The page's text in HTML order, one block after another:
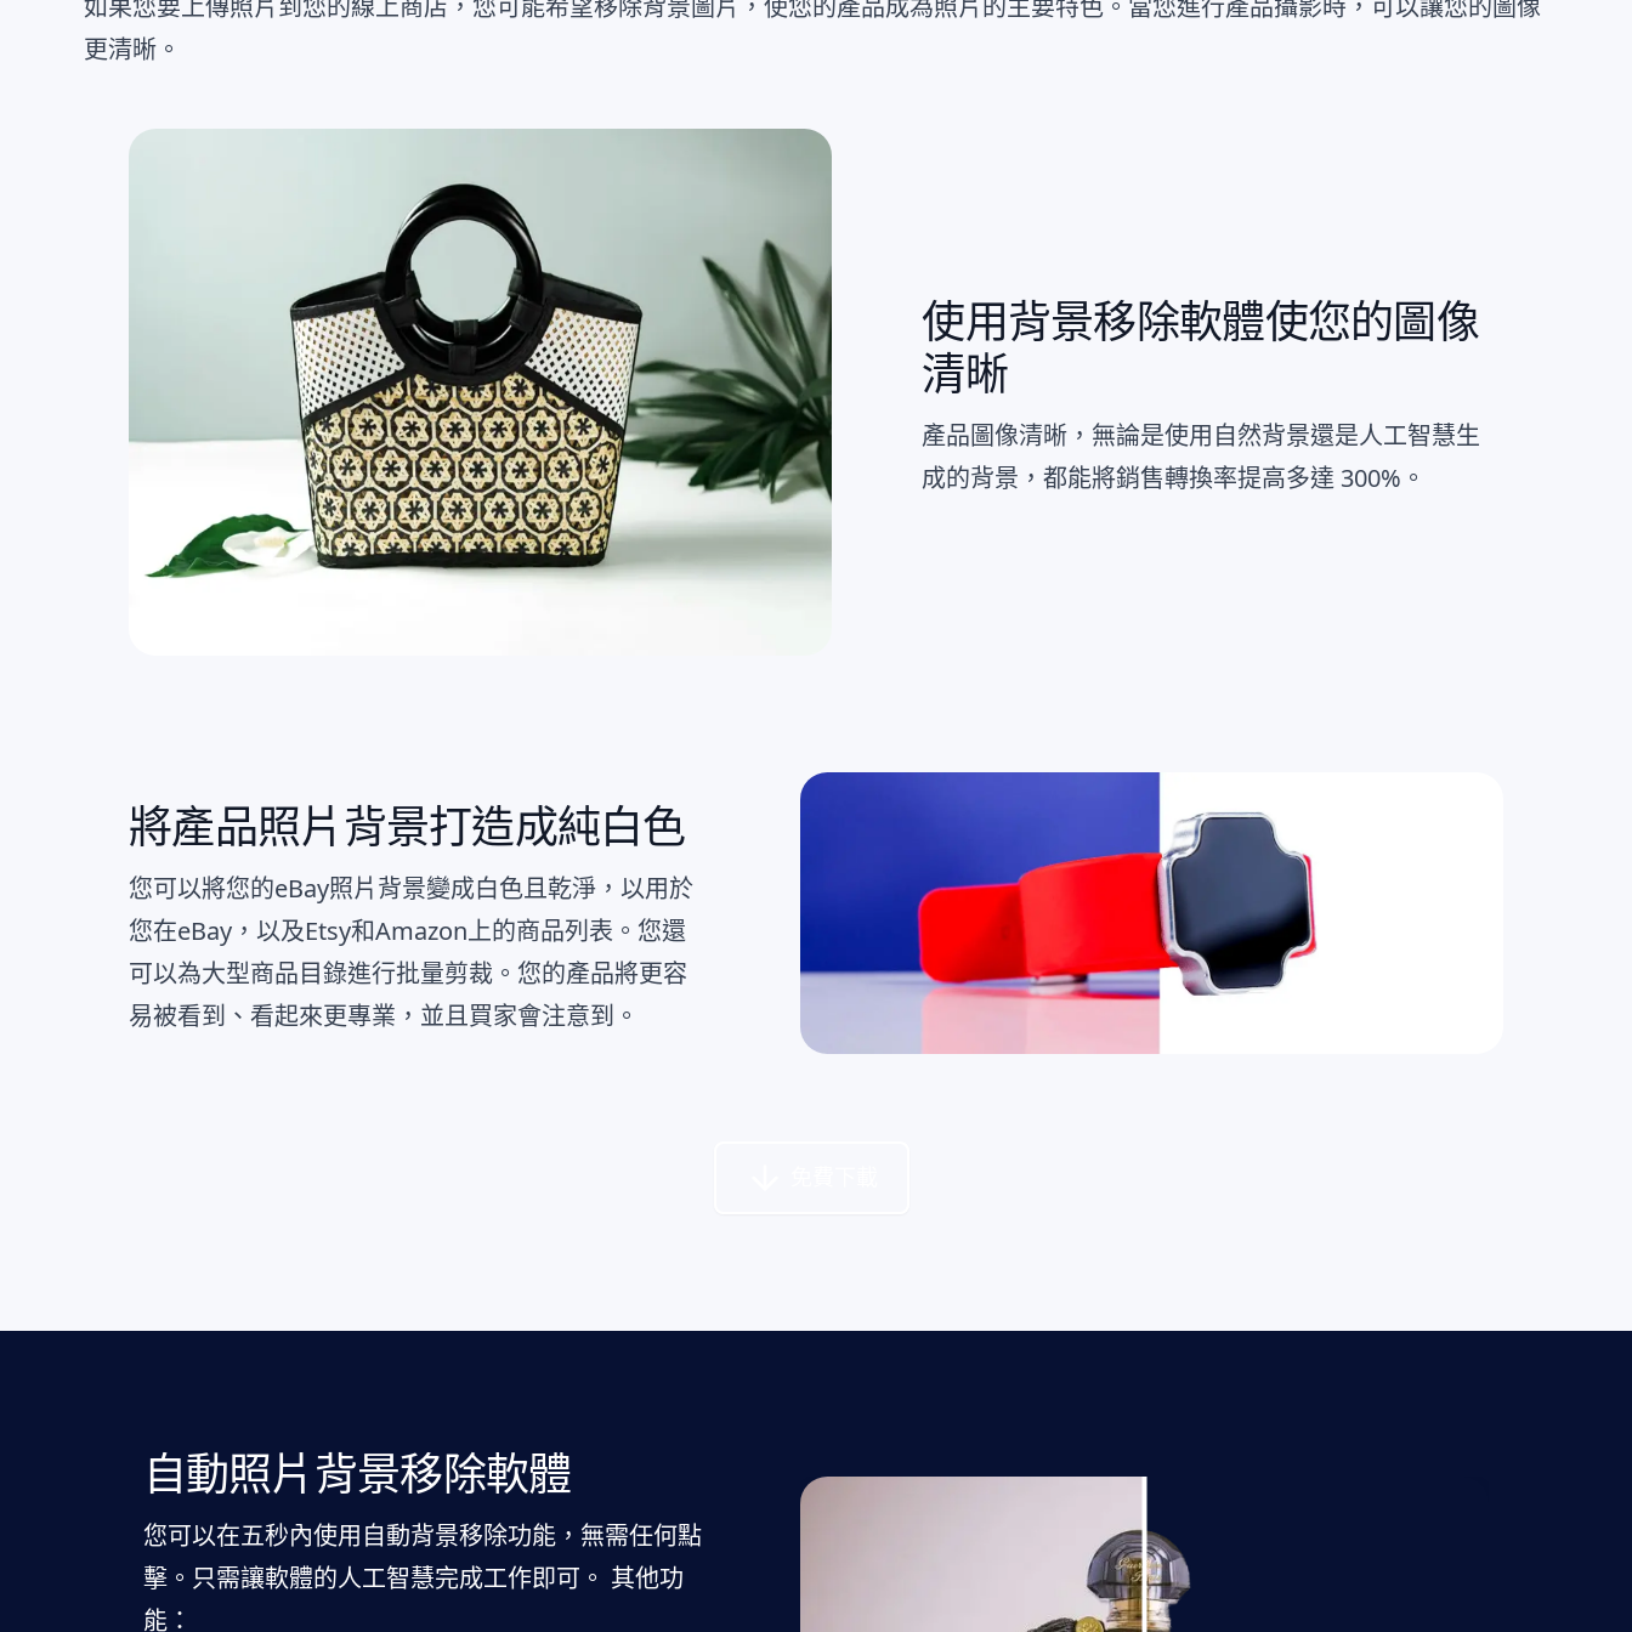
更清晰。
使用背景移除軟體使您的圖像
清晰
產品圖像清晰，無論是使用自然背景還是人工智慧生
成的背景，都能將銷售轉換率提高多達 300%。
將產品照片背景打造成純白色
您可以將您的eBay照片背景變成白色且乾淨，以用於
您在eBay，以及Etsy和Amazon上的商品列表。您還
可以為大型商品目錄進行批量剪裁。您的產品將更容
易被看到、看起來更專業，並且買家會注意到。
自動照片背景移除軟體
您可以在五秒內使用自動背景移除功能，無需任何點
擊。只需讓軟體的人工智慧完成工作即可。 其他功
能：